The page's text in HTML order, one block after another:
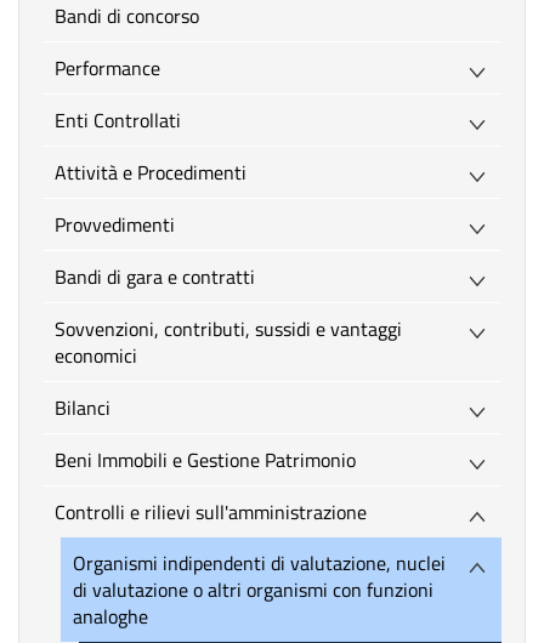
Bandi di concorso
Performance
Enti Controllati
Attività e Procedimenti
Provvedimenti
Bandi di gara e contratti
Sovvenzioni, contributi, sussidi e vantaggi
economici
Bilanci
Beni Immobili e Gestione Patrimonio
Controlli e rilievi sull'amministrazione
Organismi indipendenti di valutazione, nuclei
di valutazione o altri organismi con funzioni
analoghe